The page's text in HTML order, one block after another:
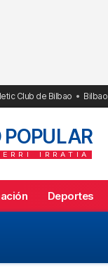
Club de Bilbao Bilbao
POPULAR
IRRATIA
Deportes